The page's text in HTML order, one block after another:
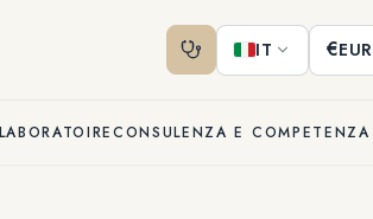
IT €EUR
CONSULENZA E COMPETENZA